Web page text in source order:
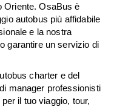
Oriente. OsaBus è
autobus più affidabile
e la nostra
garantire un servizio di
charter e del
manager professionisti
il tuo viaggio, tour,